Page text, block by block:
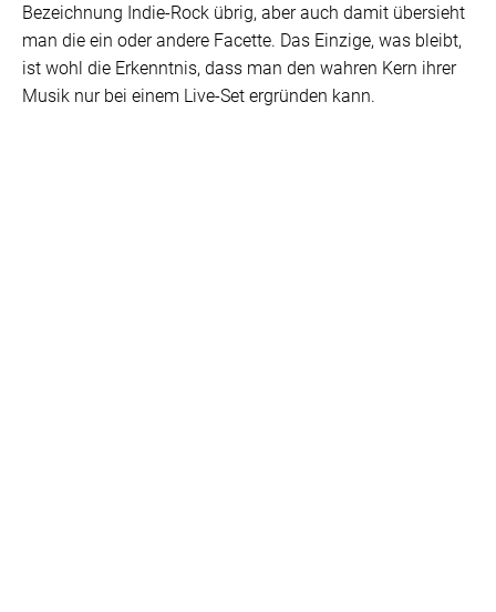
Bezeichnung Indie-Rock übrig, aber auch damit übersieht
man die ein oder andere Facette. Das Einzige, was bleibt,
ist wohl die Erkenntnis, dass man den wahren Kern ihrer
Musik nur bei einem Live-Set ergründen kann.